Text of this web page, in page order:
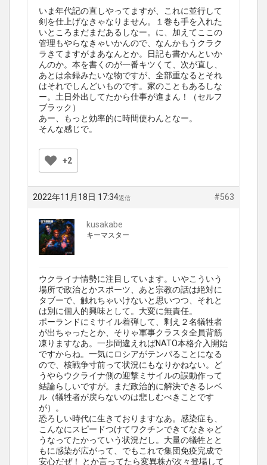
いま年代記の直しやってますが、これに並行して
剣を仕上げなきゃなりません。１巻も手を入れた
いところまだまだあるしなー。に、加えてここの
管理もやらなきゃいかんので、なんかもうクラク
ラきてますがまあなんとか。日記も書かんといか
んのか。本を書くのが一番キツくて、次が直し、
あとは余録みたいな物ですが、全部重なるとそれ
はそれでしんどいものです。家のこともあるしな
ー。土日外出してたから仕事が進まん！（セルフ
ブラック）
あー、もっと効率的に時間使わんとなー。
そんな感じで。
+2
2022年11月18日 17:34 #563
返信
kusakabe
キーマスター
ウクライナ情勢に注目しています。いやこういう
場所で政治とかスポーツ、あと宗教の話は絶対に
タブーで、触れちゃいけないと思いつつ、それと
は別に個人的興味として。大変に無責任。
ポーランドにミサイル着弾して、剰え２名犠牲者
が出ちゃったとか、そりゃ軍事クラスタ全員背筋
凍りますなあ。一歩間違えればNATO本格介入開始
ですからね。一気にロシアがテンパることになる
ので、核戦争寸前って状況にもなりかねない。ど
うやらウクライナ側の迎撃ミサイルの誤動作って
結論らしいですが。まだ政治的に解決できるレベ
ル（犠牲者が戻らないのは悲しむべきことです
が）。
恐ろしい時代に生きておりますなあ。感染症も、
こんなにスピードつけてワクチンできてなきゃど
うなってたかっていう状況だし。大量の犠牲とと
もに感染が広がって、でもこれで集団免疫完成で
安心だぜ！ とか言ってたら変異株が次々登場して